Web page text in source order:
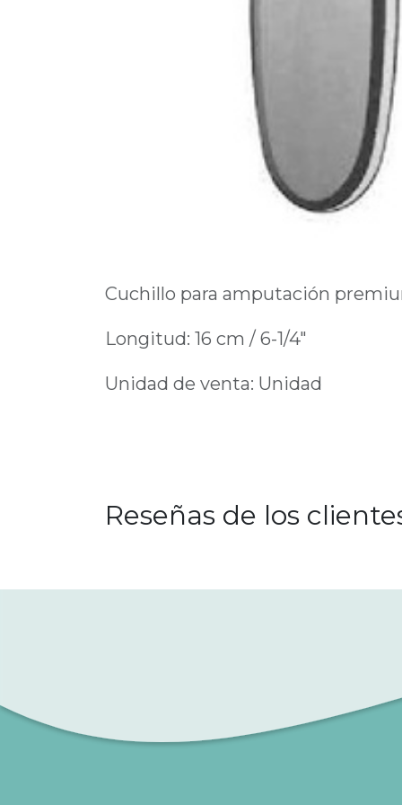
Cuchillo para amputación
Longitud: 16 cm / 6-1/4"
Unidad de venta: Unidad
Reseñas de los